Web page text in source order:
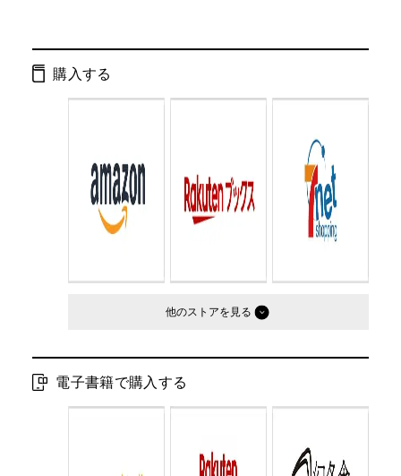
ページ数：
判型： 文庫判
購入する
他のストア
電子書籍で購入する